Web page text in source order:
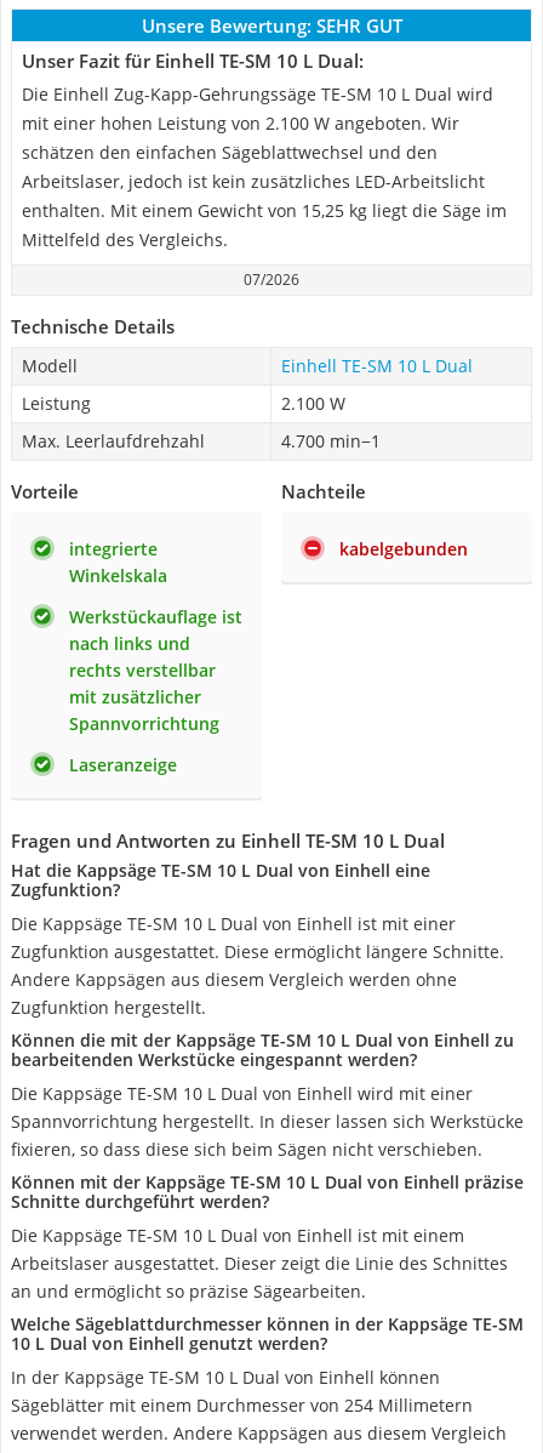
Unsere Bewertung: SEHR GUT
Unser Fazit für Einhell TE-SM 10 L Dual:
Die Einhell Zug-Kapp-Gehrungssäge TE-SM 10 L Dual wird
mit einer hohen Leistung von 2.100 W angeboten. Wir
schätzen den einfachen Sägeblattwechsel und den
Arbeitslaser, jedoch ist kein zusätzliches LED-Arbeitslicht
enthalten. Mit einem Gewicht von 15,25 kg liegt die Säge im
Mittelfeld des Vergleichs.
07/2026
Technische Details
Modell
Einhell TE-SM 10 L Dual
Leistung
2.100 W
Max. Leerlaufdrehzahl
4.700 min−1
Vorteile
integrierte
Winkelskala
Werkstückauflage ist
nach links und
rechts verstellbar
mit zusätzlicher
Spannvorrichtung
Laseranzeige
Nachteile
kabelgebunden
Fragen und Antworten zu Einhell TE-SM 10 L Dual
Hat die Kappsäge TE-SM 10 L Dual von Einhell eine
Zugfunktion?
Die Kappsäge TE-SM 10 L Dual von Einhell ist mit einer
Zugfunktion ausgestattet. Diese ermöglicht längere Schnitte.
Andere Kappsägen aus diesem Vergleich werden ohne
Zugfunktion hergestellt.
Können die mit der Kappsäge TE-SM 10 L Dual von Einhell zu
bearbeitenden Werkstücke eingespannt werden?
Die Kappsäge TE-SM 10 L Dual von Einhell wird mit einer
Spannvorrichtung hergestellt. In dieser lassen sich Werkstücke
fixieren, so dass diese sich beim Sägen nicht verschieben.
Können mit der Kappsäge TE-SM 10 L Dual von Einhell präzise
Schnitte durchgeführt werden?
Die Kappsäge TE-SM 10 L Dual von Einhell ist mit einem
Arbeitslaser ausgestattet. Dieser zeigt die Linie des Schnittes
an und ermöglicht so präzise Sägearbeiten.
Welche Sägeblattdurchmesser können in der Kappsäge TE-SM
10 L Dual von Einhell genutzt werden?
In der Kappsäge TE-SM 10 L Dual von Einhell können
Sägeblätter mit einem Durchmesser von 254 Millimetern
verwendet werden. Andere Kappsägen aus diesem Vergleich